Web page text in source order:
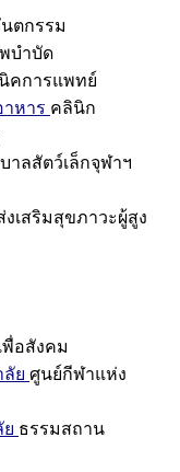
ตกรรม
บำบัด
คการแพทย์
หาร คลินิก
าลสัตว์เล็กจุฬาฯ
งเสริมสุขภาวะผู้สูง
อสังคม
ย ศูนย์กีฬาแห่ง
ธรรมสถาน